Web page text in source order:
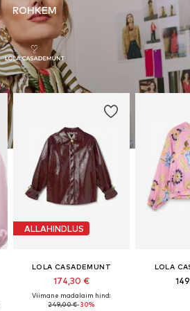
ROHKEM
ALLAHINDLUS
LOLA CASADEMUNT
174,30 €
Viimane madalaim hind:
249,00 €-30%
LOLA